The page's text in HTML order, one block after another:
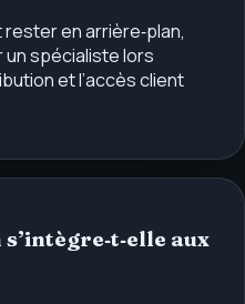
rester en arrière‑plan,
un spécialiste lors
et l’accès client
aux